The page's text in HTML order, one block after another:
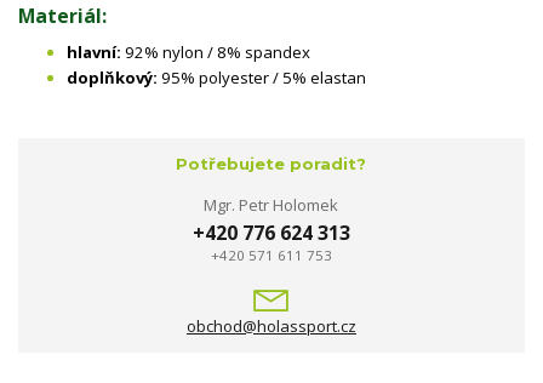
Materiál:
hlavní: 92% nylon / 8% spandex
doplňkový: 95% polyester / 5% elastan
Potřebujete poradit?
Mgr. Petr Holomek
+420 776 624 313
+420 571 611 753
obchod@holassport.cz